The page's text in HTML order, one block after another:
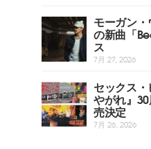
モーガン
の新曲「
ス
7月 27, 2026
セックス
やがれ』
売決定
7月 26, 2026